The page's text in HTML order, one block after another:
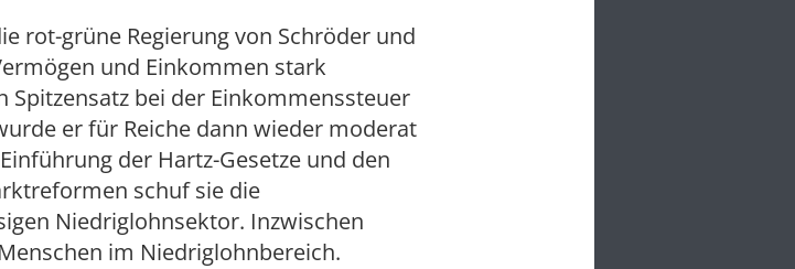
rot-grüne Regierung von Schröder und
und Einkommen stark
Spitzensatz bei der Einkommenssteuer
er für Reiche dann wieder moderat
der Hartz-Gesetze und den
schuf sie die
Niedriglohnsektor. Inzwischen
im Niedriglohnbereich.